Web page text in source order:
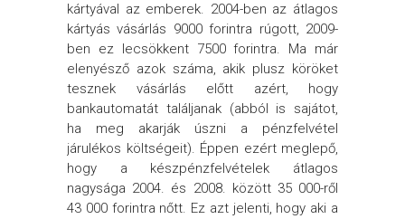
kártyával az emberek. 2004-ben az átlagos
kártyás vásárlás 9000 forintra rúgott, 2009-
ben ez lecsökkent 7500 forintra. Ma már
elenyésző azok száma, akik plusz köröket
tesznek vásárlás előtt azért, hogy
bankautomatát találjanak (abból is sajátot,
ha meg akarják úszni a pénzfelvétel
járulékos költségeit). Éppen ezért meglepő,
hogy a készpénzfelvételek átlagos
nagysága 2004. és 2008. között 35 000-ről
43 000 forintra nőtt. Ez azt jelenti, hogy aki a